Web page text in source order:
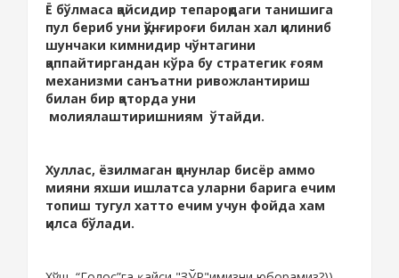
Ё бўлмаса қайсидир тепароқдаги танишига
пул бериб уни қўнғироғи билан хал қилиниб
шунчаки кимнидир чўнтагини
қаппайтиргандан кўра бу стратегик ғоям
механизми санъатни ривожлантириш
билан бир қаторда уни
молиялаштиришниям ўтайди.
Хуллас, ёзилмаган қонунлар бисёр аммо
мияни яхши ишлатса уларни барига ечим
топиш тугул хатто ечим учун фойда хам
қилса бўлади.